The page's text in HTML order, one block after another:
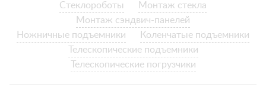
Стеклороботы
Монтаж стекла
Монтаж сэндвич-панелей
Ножничные подъемники
Коленчатые подъемники
Телескопические подъемники
Телескопические погрузчики